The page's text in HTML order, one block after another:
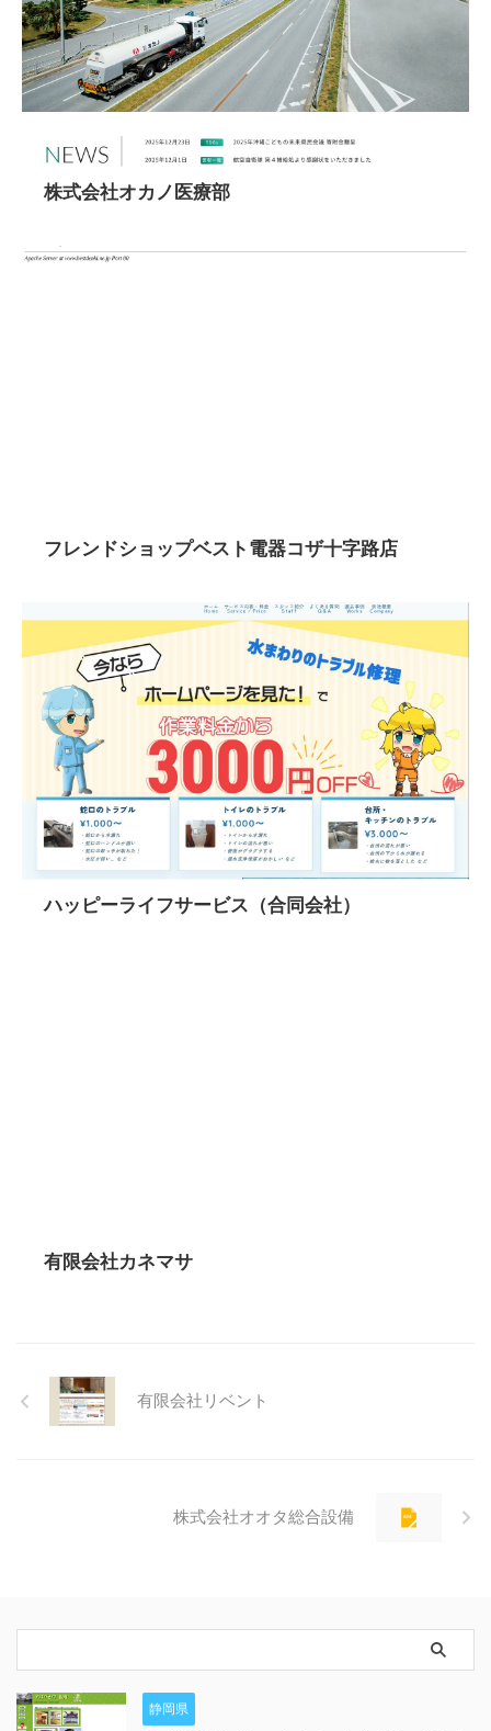
株式会社オカノ医療部
フレンドショップベスト電器コザ十字路店
ハッピーライフサービス（合同会社）
有限会社カネマサ
有限会社リベント
株式会社オオタ総合設備
静岡県